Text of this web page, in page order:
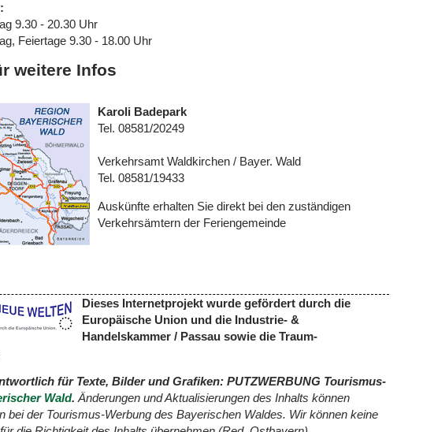
9.30 - 20.30 Uhr
Feiertage 9.30 - 18.00 Uhr
weitere Infos
Karoli Badepark
Tel. 08581/20249
Verkehrsamt Waldkirchen / Bayer. Wald
Tel. 08581/19433
Auskünfte erhalten Sie direkt bei den zuständigen
Verkehrsämtern der Feriengemeinde
Dieses Internetprojekt wurde gefördert durch die
Europäische Union und die Industrie- &
Handelskammer / Passau sowie die Traum-
für Texte, Bilder und Grafiken: PUTZWERBUNG Tourismus-
Wald. Änderungen und Aktualisierungen des Inhalts können
bei der Tourismus-Werbung des Bayerischen Waldes. Wir können keine